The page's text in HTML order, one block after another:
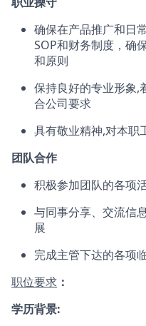
确保在产品推广和日
SOP和财务制度，确
和原则
保持良好的专业形象,
合公司要求
具有敬业精神,对本职
团队合作
积极参加团队的各项
与同事分享、交流信
展
完成主管下达的各项
职位要求 ：
学历背景: